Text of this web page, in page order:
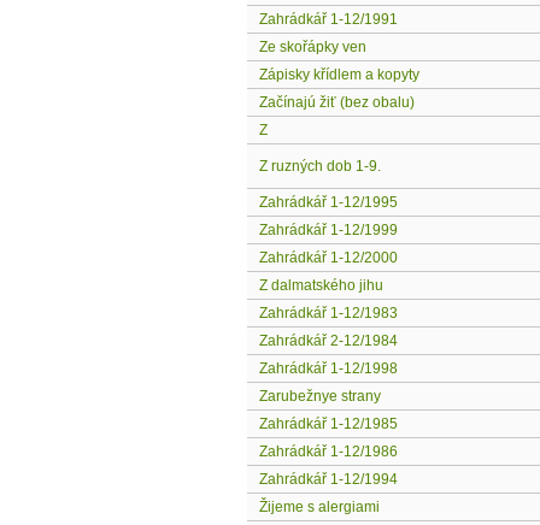
Zahrádkář 1-12/1991
Ze skořápky ven
Zápisky křídlem a kopyty
Začínajú žiť (bez obalu)
Z
Z ruzných dob 1-9.
Zahrádkář 1-12/1995
Zahrádkář 1-12/1999
Zahrádkář 1-12/2000
Z dalmatského jihu
Zahrádkář 1-12/1983
Zahrádkář 2-12/1984
Zahrádkář 1-12/1998
Zarubežnye strany
Zahrádkář 1-12/1985
Zahrádkář 1-12/1986
Zahrádkář 1-12/1994
Žijeme s alergiami